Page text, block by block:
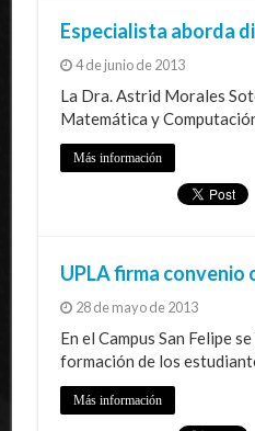
Especialista aborda
4 de junio de 2013
La Dra. Astrid Morales
Matemática y
Más información
UPLA firma convenio
28 de mayo de 2013
En el Campus San Felipe
formación de los
Más información